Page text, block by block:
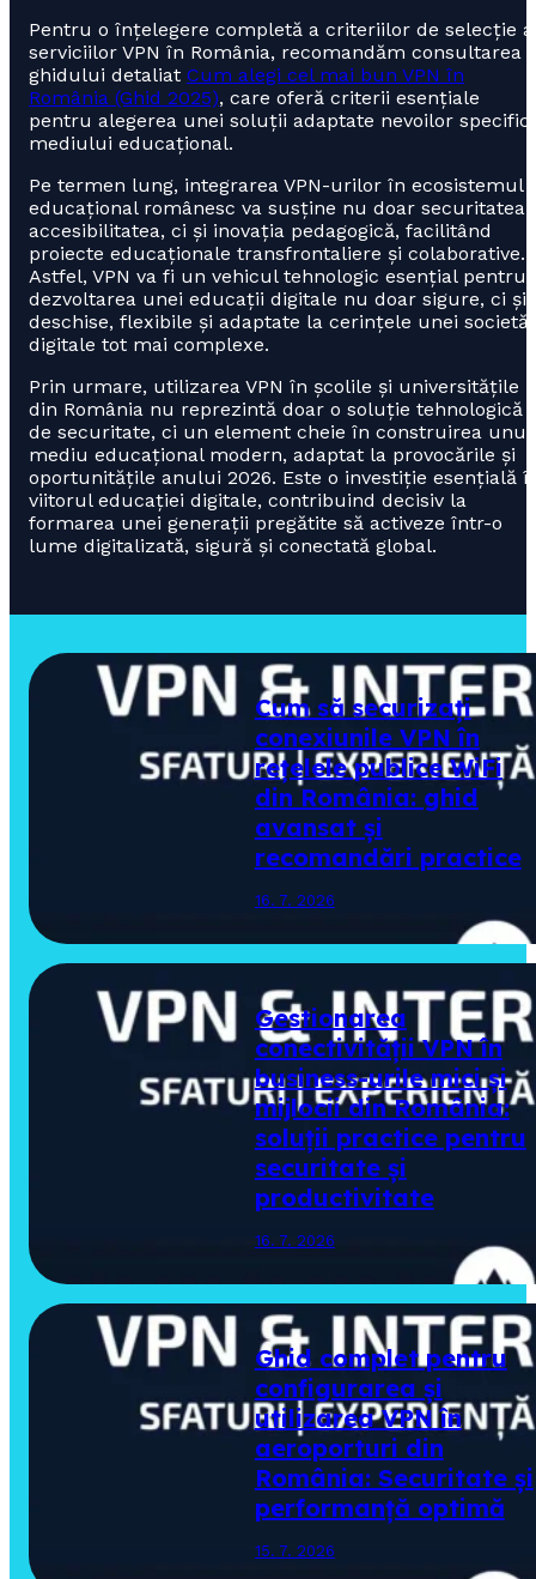
Pentru o înțelegere completă a criteriilor de selecție a
serviciilor VPN în România, recomandăm consultarea
ghidului detaliat Cum alegi cel mai bun VPN în
România (Ghid 2025), care oferă criterii esențiale
pentru alegerea unei soluții adaptate nevoilor
mediului educațional.
Pe termen lung, integrarea VPN-urilor în ecosistemul
educațional românesc va susține nu doar securitatea
accesibilitatea, ci și inovația pedagogică, facilitând
proiecte educaționale transfrontaliere și colaborative.
Astfel, VPN va fi un vehicul tehnologic esențial pentru
dezvoltarea unei educații digitale nu doar sigure, ci și
deschise, flexibile și adaptate la cerințele unei
digitale tot mai complexe.
Prin urmare, utilizarea VPN în școlile și universitățile
din România nu reprezintă doar o soluție tehnologică
de securitate, ci un element cheie în construirea unui
mediu educațional modern, adaptat la provocările și
oportunitățile anului 2026. Este o investiție esențială
viitorul educației digitale, contribuind decisiv la
formarea unei generații pregătite să activeze într-o
lume digitalizată, sigură și conectată global.
Cum să securizați
conexiunile VPN în
rețelele publice WiFi
din România: ghid
avansat și
recomandări practice
16. 7. 2026
Gestionarea
conectivității VPN în
business-urile mici și
mijlocii din România:
soluții practice pentru
securitate și
productivitate
16. 7. 2026
Ghid complet pentru
configurarea și
utilizarea VPN în
aeroporturi din
România: Securitate și
performanță optimă
15. 7. 2026